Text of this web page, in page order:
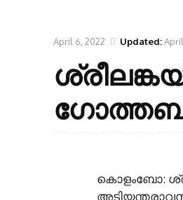
April 6, 2022 Updated:
കൊളംബോ: